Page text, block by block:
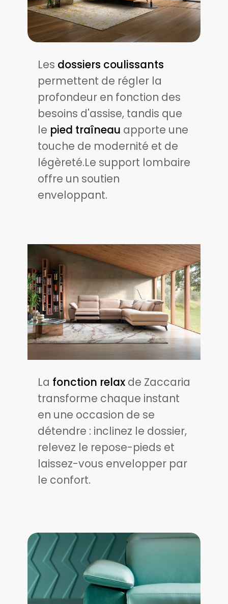
Les dossiers coulissants
permettent de régler la
profondeur en fonction des
besoins d'assise, tandis que
le pied traîneau apporte une
touche de modernité et de
légèreté.Le support lombaire
offre un soutien
enveloppant.
La fonction relax de Zaccaria
transforme chaque instant
en une occasion de se
détendre : inclinez le dossier,
relevez le repose-pieds et
laissez-vous envelopper par
le confort.